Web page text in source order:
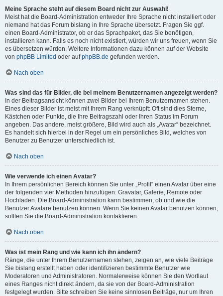
Meine Sprache steht auf diesem Board nicht zur Auswahl!
Meist hat die Board-Administration entweder Ihre Sprache nicht installiert oder
niemand hat das Forum bislang in Ihre Sprache übersetzt. Fragen Sie ggf.
einen Board-Administrator, ob er das Sprachpaket, das Sie benötigen,
installieren kann. Falls es noch nicht existiert, würden wir uns freuen, wenn Sie
es übersetzen würden. Weitere Informationen dazu können auf der Website
von phpBB Limited oder aufphpBB.de gefunden werden.
Nach oben
Was sind das für Bilder, die bei meinem Benutzernamen angezeigt werden?
In der Beitragsansicht können zwei Bilder bei Ihrem Benutzernamen stehen.
Eines dieser Bilder ist meist mit Ihrem Rang verknüpft: Oft sind dies Sterne,
Kästchen oder Punkte, die Ihre Beitragszahl oder Ihren Status im Forum
angeben. Das andere, meist größere, Bild wird auch als „Avatar“ bezeichnet.
Es handelt sich hierbei in der Regel um ein persönliches Bild, welches von
Benutzer zu Benutzer unterschiedlich ist.
Nach oben
Wie verwende ich einen Avatar?
In Ihrem persönlichen Bereich können Sie unter „Profil“ einen Avatar über eine
der folgenden vier Methoden hinzufügen: Gravatar, Galerie, Remote oder
Hochladen. Die Board-Administration kann bestimmen, ob und wie die
Benutzer Avatare benutzen können. Wenn Sie keinen Avatar benutzen können,
sollten Sie die Board-Administration kontaktieren.
Nach oben
Was ist mein Rang und wie kann ich ihn ändern?
Ränge, die unter Ihrem Benutzernamen stehen, zeigen an, wie viele Beiträge
Sie bislang erstellt haben oder identifizieren bestimmte Benutzer wie
Moderatoren und Administratoren. Normalerweise können Sie den Wortlaut
eines Ranges nicht direkt ändern, da sie von der Board-Administration
festgelegt wurden. Bitte schreiben Sie keine sinnlosen Beiträge, nur um Ihren